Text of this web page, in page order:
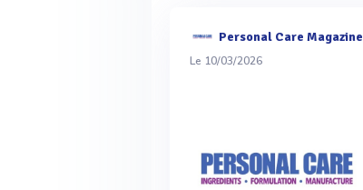
Personal Care Magazine
Le 10/03/2026